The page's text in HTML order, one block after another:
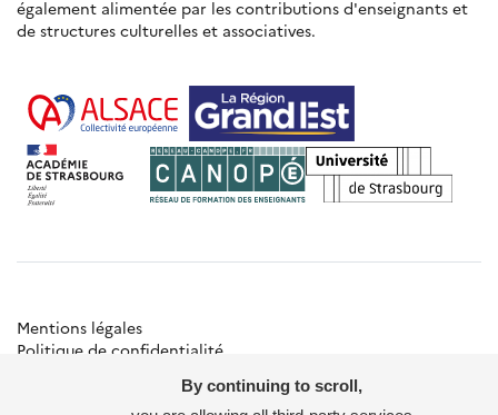
également alimentée par les contributions d'enseignants et
de structures culturelles et associatives.
Mentions légales
Politique de confidentialité
By continuing to scroll,